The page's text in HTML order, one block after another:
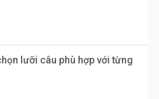
lưỡi câu phù hợp với từng